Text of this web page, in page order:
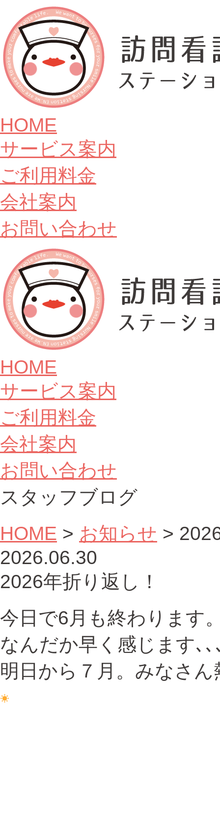
HOME
サービス案内
ご利用料金
会社案内
お問い合わせ
HOME
サービス案内
ご利用料金
会社案内
お問い合わせ
スタッフブログ
HOME > お知らせ >
2026.06.30
2026年折り返し！
今日で6月も終わります
なんだか早く感じます､､
明日から７月。みなさ